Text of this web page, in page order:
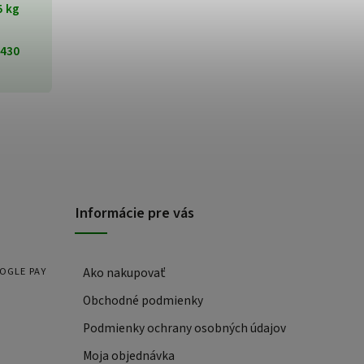
kg
PAY
Informácie pre vás
Ako nakupovať
Obchodné podmienky
Podmienky ochrany osobných údajov
Moja objednávka